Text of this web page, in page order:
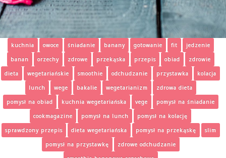
kuchnia owoce śniadanie banany gotowanie fit
jedzenie
banan
orzechy zdrowe przekąska przepis obiad
zdrowie
dieta
wegetariańskie smoothie odchudzanie przystawka
kolacja
lunch
wege bakalie wegetarianizm
zdrowa dieta
pomysł na obiad
kuchnia wegetariańska vege
pomysł na śniadanie
cookmagazine
pomysł na lunch
pomysł na kolację
sprawdzony przepis
dieta wegetariańska pomysł na przekąskę
slim
pomysł na przystawkę
zdrowe odchudzanie